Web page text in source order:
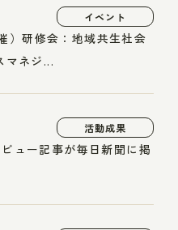
イベント
研修会：地域共生社会
マネジ...
活動成果
ュー記事が毎日新聞に掲